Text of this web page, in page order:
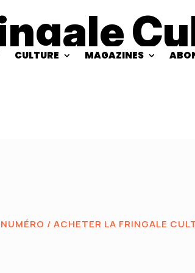
CULTURE MAGAZINES
/ ACHETER LA FRINGALE